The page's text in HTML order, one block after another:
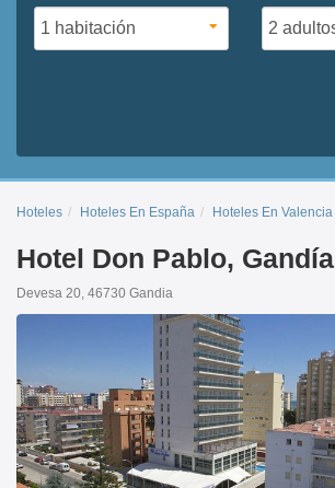
Hoteles Hoteles En España Hoteles En Valencia
Hotel Don Pablo, Gandía
Devesa 20, 46730 Gandia